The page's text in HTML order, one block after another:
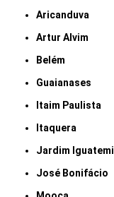
Aricanduva
Artur Alvim
Belém
Guaianases
Itaim Paulista
Itaquera
Jardim Iguatemi
José Bonifácio